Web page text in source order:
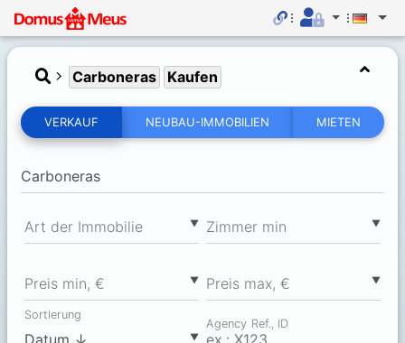
Carboneras Kaufen
VERKAUF NEUBAU-IMMOBILIEN MIETEN
▼
Art der Immobilie ▼
Zimmer min
▼
Preis min, € ▼
Preis max, €
▼
Sortierung
Agency Ref., ID